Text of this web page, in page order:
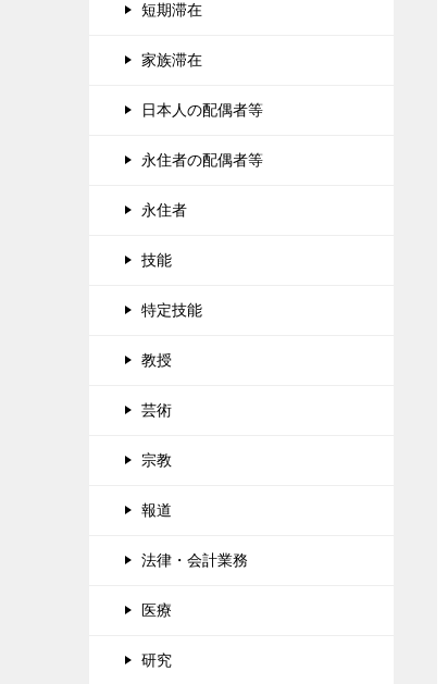
短期滞在
家族滞在
日本人の配偶者等
永住者の配偶者等
永住者
技能
特定技能
教授
芸術
宗教
報道
法律・会計業務
医療
研究